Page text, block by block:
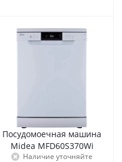
Посудомоечная машина
Midea MFD60S370Wi
Наличие уточняйте